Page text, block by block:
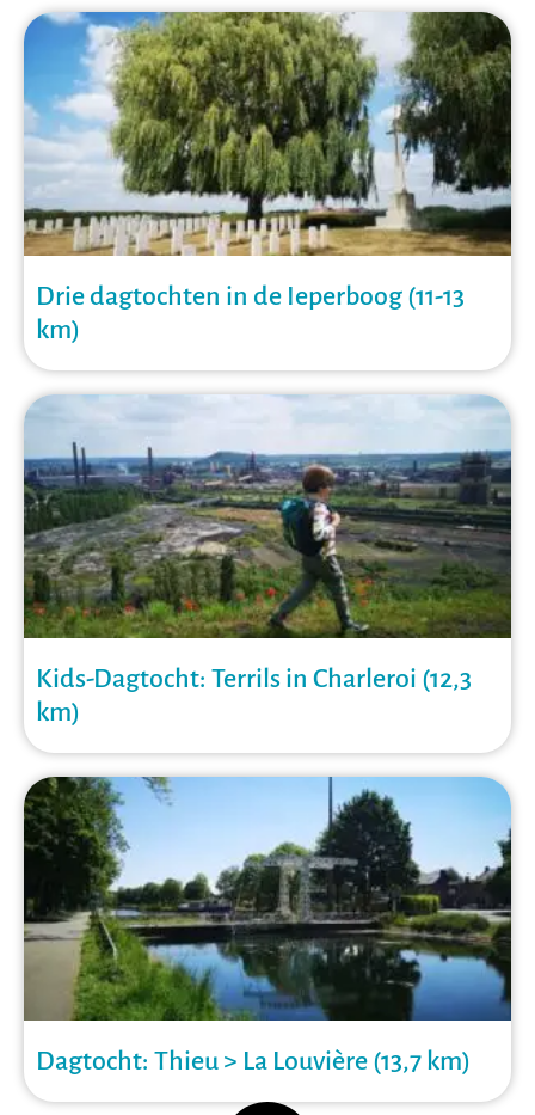
Drie dagtochten in de Ieperboog (11-13
km)
Kids-Dagtocht: Terrils in Charleroi (12,3
km)
Dagtocht: Thieu > La Louvière (13,7 km)